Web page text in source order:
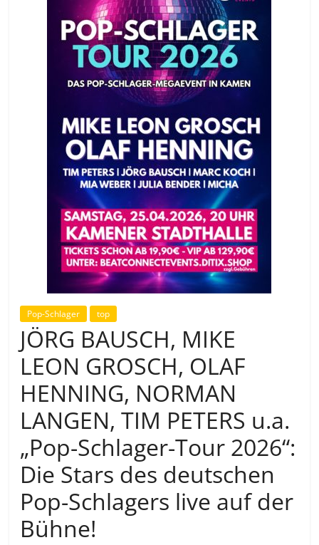
Pop-Schlager top
JÖRG BAUSCH, MIKE
LEON GROSCH, OLAF
HENNING, NORMAN
LANGEN, TIM PETERS u.a.
„Pop-Schlager-Tour 2026“:
Die Stars des deutschen
Pop-Schlagers live auf der
Bühne!